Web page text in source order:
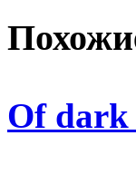
Of dark